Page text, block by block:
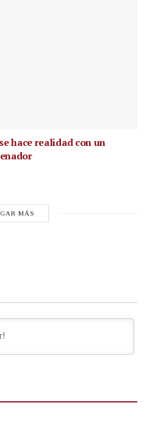
hace realidad con un
MÁS